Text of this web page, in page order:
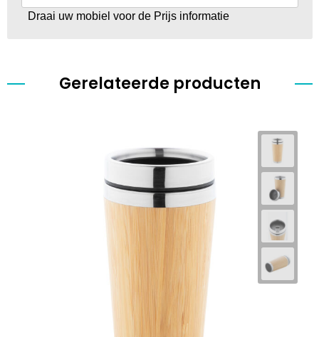
Draai uw mobiel voor de Prijs informatie
Gerelateerde producten